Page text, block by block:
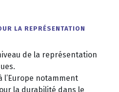
LA REPRÉSENTATION
de la représentation
l’Europe notamment
la durabilité dans le